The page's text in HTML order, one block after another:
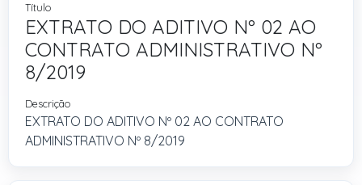
Título
EXTRATO DO ADITIVO Nº 02 AO
CONTRATO ADMINISTRATIVO Nº
8/2019
Descrição
EXTRATO DO ADITIVO Nº 02 AO CONTRATO
ADMINISTRATIVO Nº 8/2019